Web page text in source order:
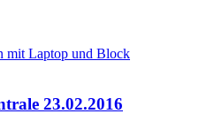
23.02.2016